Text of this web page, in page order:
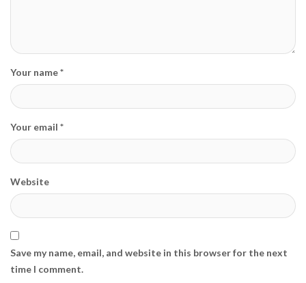
Your name *
Your email *
Website
Save my name, email, and website in this browser for the next
time I comment.